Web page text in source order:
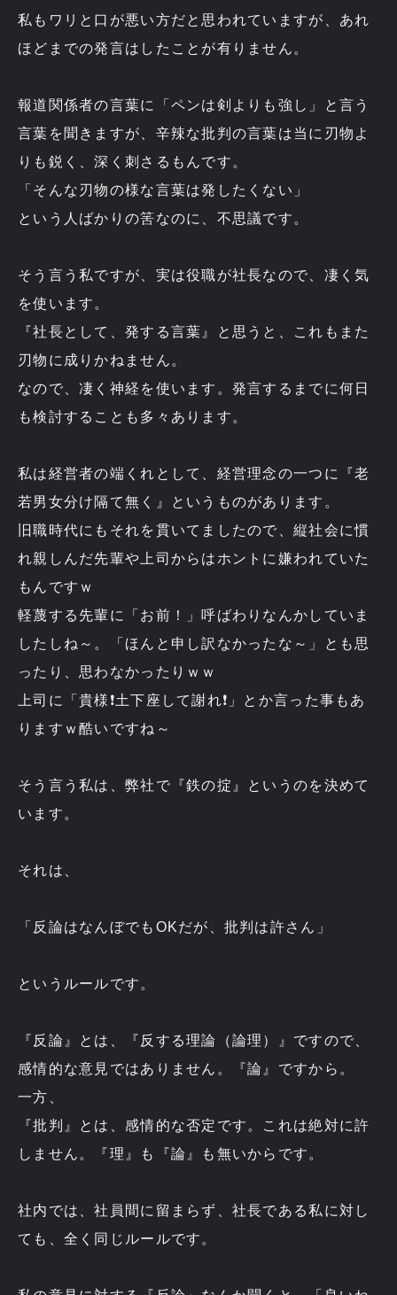
私もワリと口が悪い方だと思われていますが、あれ
ほどまでの発言はしたことが有りません。
報道関係者の言葉に「ペンは剣よりも強し」と言う
言葉を聞きますが、辛辣な批判の言葉は当に刃物よ
りも鋭く、深く刺さるもんです。
「そんな刃物の様な言葉は発したくない」
という人ばかりの筈なのに、不思議です。
そう言う私ですが、実は役職が社長なので、凄く気
を使います。
『社長として、発する言葉』と思うと、これもまた
刃物に成りかねません。
なので、凄く神経を使います。発言するまでに何日
も検討することも多々あります。
私は経営者の端くれとして、経営理念の一つに『老
若男女分け隔て無く』というものがあります。
旧職時代にもそれを貫いてましたので、縦社会に慣
れ親しんだ先輩や上司からはホントに嫌われていた
もんですｗ
軽蔑する先輩に「お前！」呼ばわりなんかしていま
したしね～。「ほんと申し訳なかったな～」とも思
ったり、思わなかったりｗｗ
上司に「貴様❗土下座して謝れ❗」とか言った事もあ
りますｗ酷いですね～
そう言う私は、弊社で『鉄の掟』というのを決めて
います。
それは、
「反論はなんぼでもOKだが、批判は許さん」
というルールです。
『反論』とは、『反する理論（論理）』ですので、
感情的な意見ではありません。『論』ですから。
一方、
『批判』とは、感情的な否定です。これは絶対に許
しません。『理』も『論』も無いからです。
社内では、社員間に留まらず、社長である私に対し
ても、全く同じルールです。